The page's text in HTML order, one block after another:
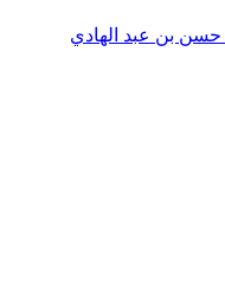
بن عبد الهادي